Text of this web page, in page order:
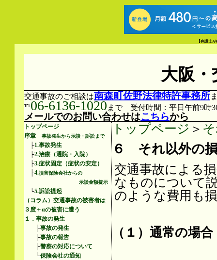
【弁護士
大阪
交通事故のご相談は南森町佐野法律特許事務所
℡06-6136-1020 まで 受付時間：平日午前9時
メールでのお問い合わせはこちらから
トップページ
序章
事故発生から示談・訴訟まで
├1.事故発生
├2.治療（通院・入院）
├3.症状固定（症状の安定）
├4.損害保険会社からの
示談金額提示
└5.訴訟提起
（コラム）交通事故の被害者は
３度＋αの被害に遭う
１．事故の発生
├事故の発生
├事故の報告
├警察の対応について
└保険会社の通知
トップページ ＞
６ それ以外の
交通事故による
なものについて
のような費用も
（１）通常の場合